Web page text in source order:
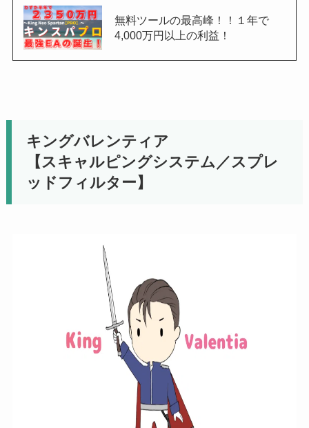
無料ツールの最高峰！！１年で
4,000万円以上の利益！
キングバレンティア
【スキャルピングシステム／スプレ
ッドフィルター】